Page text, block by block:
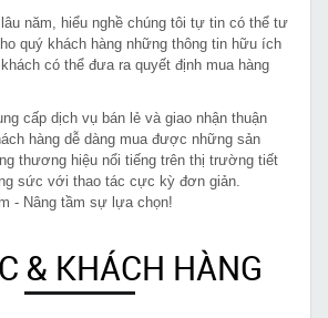
năm, hiểu nghề chúng tôi tự tin có thể tư
quý khách hàng những thông tin hữu ích
có thể đưa ra quyết định mua hàng
cấp dịch vụ bán lẻ và giao nhận thuận
hàng dễ dàng mua được những sản
thương hiệu nổi tiếng trên thị trường tiết
sức với thao tác cực kỳ đơn giản.
- Nâng tầm sự lựa chọn!
& KHÁCH HÀNG